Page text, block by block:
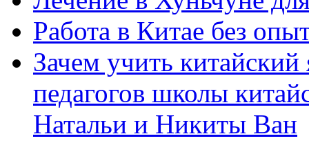
Работа в Китае без
Зачем учить
педагогов школы
Натальи и Никиты Ван